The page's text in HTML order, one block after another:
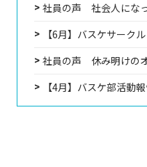
社員の声 社会人にな
【6月】バスケサー
社員の声 休み明けの
【4月】バスケ部活動